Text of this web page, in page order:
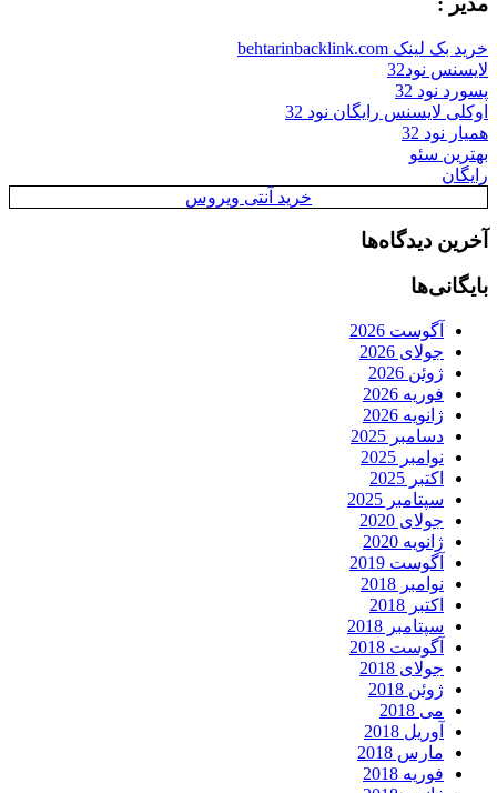
خرید بک لینک behtarinbacklink.com
لایسنس نود32
پسورد نود 32
اوکلی لایسنس رایگان نود 32
همیار نود 32
بهترین سئو
رایگان
خرید آنتی ویروس
آخرین دیدگاه‌ها
بایگانی‌ها
آگوست 2026
جولای 2026
ژوئن 2026
فوریه 2026
ژانویه 2026
دسامبر 2025
نوامبر 2025
اکتبر 2025
سپتامبر 2025
جولای 2020
ژانویه 2020
آگوست 2019
نوامبر 2018
اکتبر 2018
سپتامبر 2018
آگوست 2018
جولای 2018
ژوئن 2018
می 2018
آوریل 2018
مارس 2018
فوریه 2018